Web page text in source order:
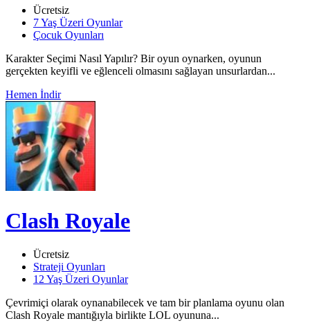
Ücretsiz
7 Yaş Üzeri Oyunlar
Çocuk Oyunları
Karakter Seçimi Nasıl Yapılır? Bir oyun oynarken, oyunun
gerçekten keyifli ve eğlenceli olmasını sağlayan unsurlardan...
Hemen İndir
Clash Royale
Ücretsiz
Strateji Oyunları
12 Yaş Üzeri Oyunlar
Çevrimiçi olarak oynanabilecek ve tam bir planlama oyunu olan
Clash Royale mantığıyla birlikte LOL oyununa...